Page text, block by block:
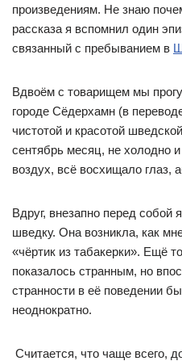
произведениям. Не знаю
рассказа я вспомнил один
связанный с пребыванием в
Вдвоём с товарищем мы
городе Сёдерхамн (в
чистотой и красотой
сентябрь месяц, не холодно
воздух, всё восхищало глаз,
Вдруг, внезапно перед
шведку. Она возникла, как
«чёртик из табакерки». Ещё
показалось странным, но
странности в её поведении
неоднократно.
Считается, что чаще всего,